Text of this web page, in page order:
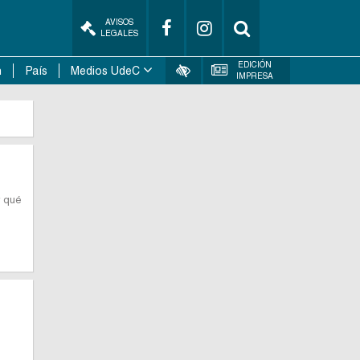
AVISOS
LEGALES
País Medios UdeC
EDICIÓN
IMPRESA
qué